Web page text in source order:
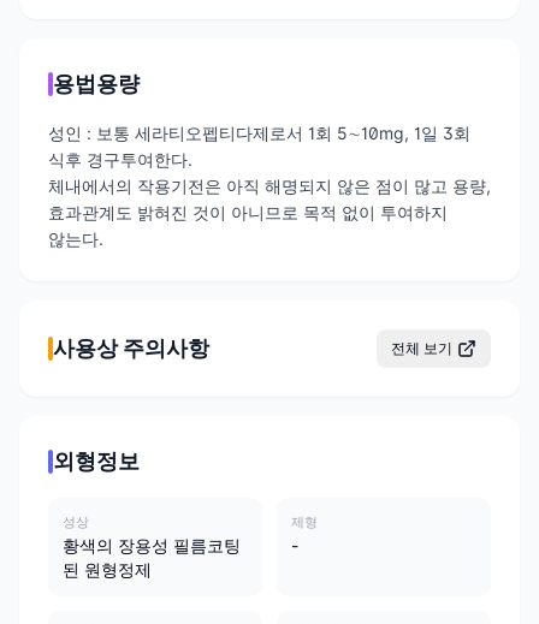
용법용량
성인 : 보통 세라티오펩티다제로서 1회 5∼10mg, 1일 3회
식후 경구투여한다.
체내에서의 작용기전은 아직 해명되지 않은 점이 많고 용량,
효과관계도 밝혀진 것이 아니므로 목적 없이 투여하지
않는다.
사용상 주의사항 전체 보기
외형정보
성상
황색의 장용성 필름코팅
된 원형정제
제형
-